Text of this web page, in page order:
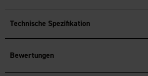
Schützt vor Schnee, Schneematsch und
Technische Spezifikation
Bewertungen